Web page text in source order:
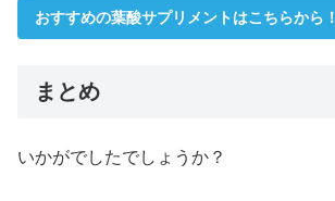
おすすめの葉酸サプリメントはこちらから！
まとめ
いかがでしたでしょうか？